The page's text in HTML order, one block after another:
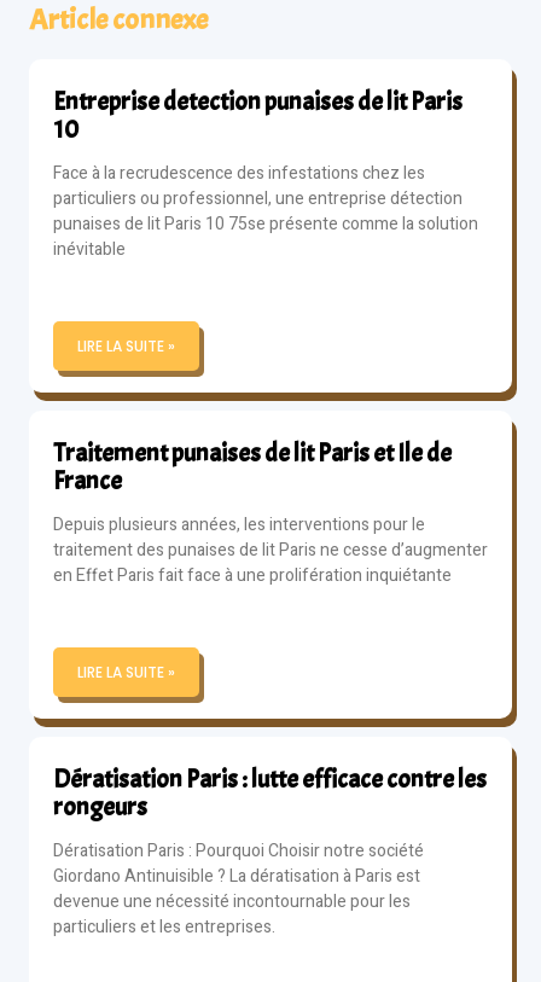
Article connexe
Entreprise detection punaises de lit Paris
10
Face à la recrudescence des infestations chez les
particuliers ou professionnel, une entreprise détection
punaises de lit Paris 10 75se présente comme la solution
inévitable
LIRE LA SUITE »
Traitement punaises de lit Paris et Ile de
France
Depuis plusieurs années, les interventions pour le
traitement des punaises de lit Paris ne cesse d’augmenter
en Effet Paris fait face à une prolifération inquiétante
LIRE LA SUITE »
Dératisation Paris : lutte efficace contre les
rongeurs
Dératisation Paris : Pourquoi Choisir notre société
Giordano Antinuisible ? La dératisation à Paris est
devenue une nécessité incontournable pour les
particuliers et les entreprises.